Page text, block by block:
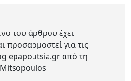
του άρθρου έχει
προσαρμοστεί για τις
epapoutsia.gr από τη